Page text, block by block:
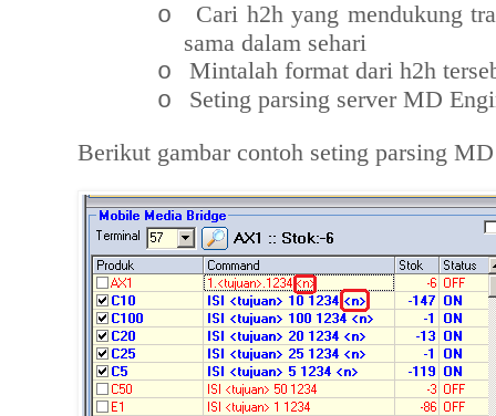
o
Cari h2h yang mendukung
sama dalam sehari
o Mintalah format dari h2h
o
Seting parsing server MD
Berikut gambar contoh seting parsing